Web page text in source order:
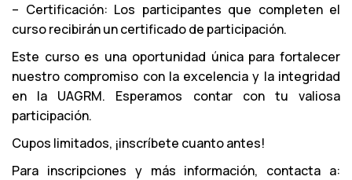
– Certificación: Los participantes que completen el
curso recibirán un certificado de participación.
Este curso es una oportunidad única para fortalecer
nuestro compromiso con la excelencia y la integridad
en la UAGRM. Esperamos contar con tu valiosa
participación.
Cupos limitados, ¡inscríbete cuanto antes!
Para inscripciones y más información, contacta a: